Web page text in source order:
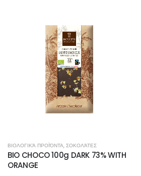
ΒΙΟΛΟΓΙΚΆ ΠΡΟΪΌΝΤΑ,ΣΟΚΟΛΆΤΕΣ
BIO CHOCO 100g DARK 73% WITH
ORANGE